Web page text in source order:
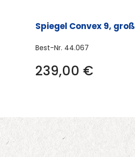
Spiegel Convex 9, groß
Best-Nr. 44.067
239,00 €